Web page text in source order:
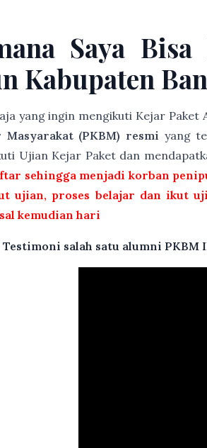
Saya
Kabupaten
yang ingin mengikuti Kejar
Masyarakat (PKBM) resmi yang
Ujian Kejar Paket dan
sehingga menjadi korban
ujian, proses belajar dan ikut
kemudian hari
Testimoni salah satu alumni PKBM